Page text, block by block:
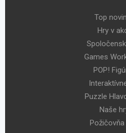
Top
Hry v
Games
POP!
Puzzle
Naše
Požičovňa